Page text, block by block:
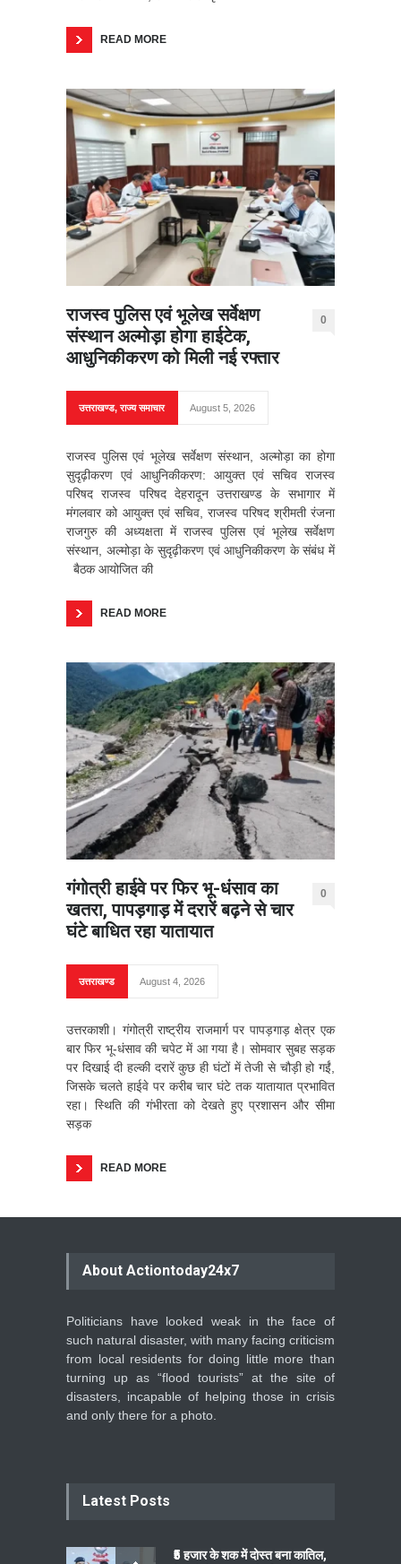
READ MORE
राजस्व पुलिस एवं भूलेख सर्वेक्षण
संस्थान अल्मोड़ा होगा हाईटेक,
आधुनिकीकरण को मिली नई रफ्तार
0
उत्तराखण्ड,राज्य समाचार August 5, 2026
राजस्व पुलिस एवं भूलेख सर्वेक्षण संस्थान, अल्मोड़ा का होगा
सुदृढ़ीकरण एवं आधुनिकीकरण: आयुक्त एवं सचिव राजस्व
परिषद राजस्व परिषद देहरादून उत्तराखण्ड के सभागार में
मंगलवार को आयुक्त एवं सचिव, राजस्व परिषद श्रीमती रंजना
राजगुरु की अध्यक्षता में राजस्व पुलिस एवं भूलेख सर्वेक्षण
संस्थान, अल्मोड़ा के सुदृढ़ीकरण एवं आधुनिकीकरण के संबंध में
बैठक आयोजित की
READ MORE
गंगोत्री हाईवे पर फिर भू-धंसाव का
खतरा, पापड़गाड़ में दरारें बढ़ने से चार
घंटे बाधित रहा यातायात
0
उत्तराखण्ड August 4, 2026
उत्तरकाशी। गंगोत्री राष्ट्रीय राजमार्ग पर पापड़गाड़ क्षेत्र एक
बार फिर भू-धंसाव की चपेट में आ गया है। सोमवार सुबह सड़क
पर दिखाई दी हल्की दरारें कुछ ही घंटों में तेजी से चौड़ी हो गईं,
जिसके चलते हाईवे पर करीब चार घंटे तक यातायात प्रभावित
रहा। स्थिति की गंभीरता को देखते हुए प्रशासन और सीमा
सड़क
READ MORE
About Actiontoday24x7
Politicians have looked weak in the face of
such natural disaster, with many facing criticism
from local residents for doing little more than
turning up as “flood tourists” at the site of
disasters, incapable of helping those in crisis
and only there for a photo.
Latest Posts
₹5 हजार के शक में दोस्त बना कातिल,